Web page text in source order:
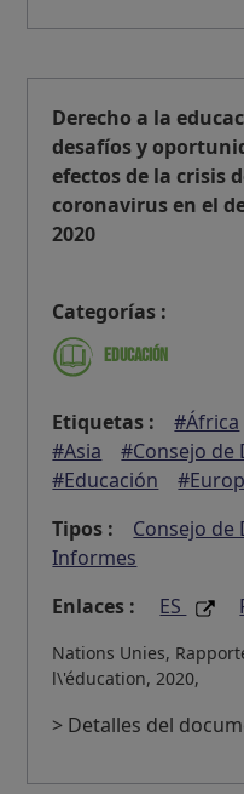
Derecho a la
desafíos y
efectos de la crisis
coronavirus en el
2020
Categorías :
Educación
Etiquetas : #África
#Asia
#Consejo de
#Educación
Tipos :
Consejo de
Informes
Enlaces :
ES
Nations Unies,
l\'éducation, 2020,
> Detalles del